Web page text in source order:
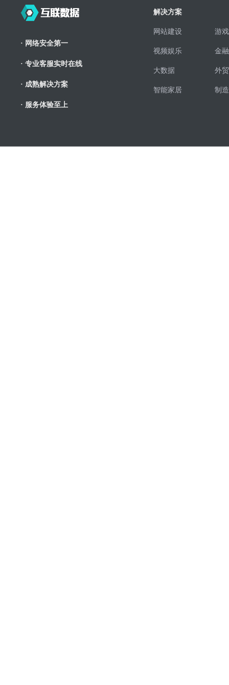
· 网络安全第一
· 专业客服实时在线
· 成熟解决方案
· 服务体验至上
解决方案
网站建设 游
视频娱乐 金
大数据 外
智能家居 制